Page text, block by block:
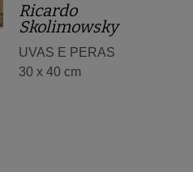
Ricardo
Skolimowsky
UVAS E PERAS
30 x 40 cm